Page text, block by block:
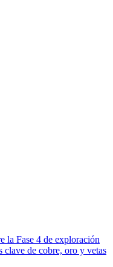
la Fase 4 de exploración
clave de cobre, oro y vetas